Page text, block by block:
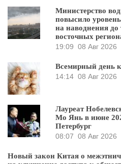
Министерство
повысило
на наводнения до
восточных
19:09 08 Авг 2026
Всемирный день
14:14 08 Авг 2026
Лауреат
Мо Янь в июне
Петербург
08:07 08 Авг 2026
Новый закон Китая о